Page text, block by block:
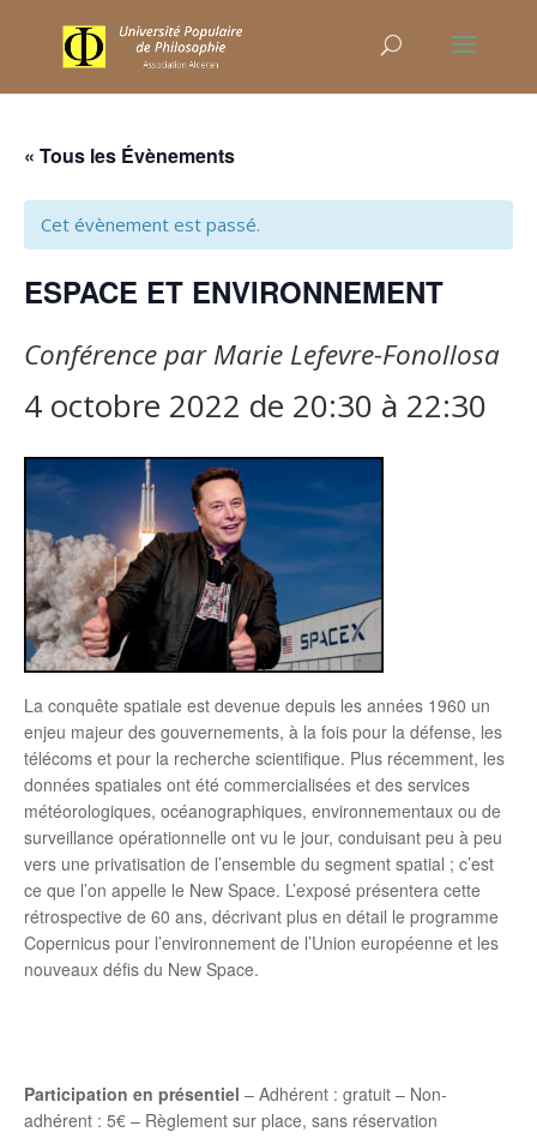
« Tous les Évènements
Cet évènement est passé.
ESPACE ET ENVIRONNEMENT
Conférence par Marie Lefevre-Fonollosa
4 octobre 2022 de 20:30 à 22:30
La conquête spatiale est devenue depuis les années 1960 un
enjeu majeur des gouvernements, à la fois pour la défense, les
télécoms et pour la recherche scientifique. Plus récemment, les
données spatiales ont été commercialisées et des services
météorologiques, océanographiques, environnementaux ou de
surveillance opérationnelle ont vu le jour, conduisant peu à peu
vers une privatisation de l’ensemble du segment spatial ; c’est
ce que l’on appelle le New Space. L’exposé présentera cette
rétrospective de 60 ans, décrivant plus en détail le programme
Copernicus pour l’environnement de l’Union européenne et les
nouveaux défis du New Space.
Participation en présentiel – Adhérent : gratuit – Non-
adhérent : 5€ – Règlement sur place, sans réservation